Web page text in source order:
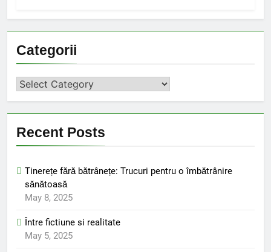
Categorii
Categorii
Recent Posts
Tinerețe fără bătrânețe: Trucuri pentru o îmbătrânire
sănătoasă
May 8, 2025
Între fictiune si realitate
May 5, 2025